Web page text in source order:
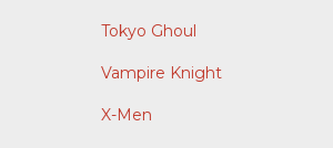
Tokyo Ghoul
Vampire Knight
X-Men